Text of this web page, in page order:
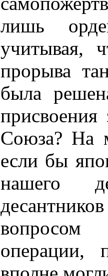
лишь
учитывая,
прорыва
была
присвоения
Союза? На
если бы
нашего
операции,